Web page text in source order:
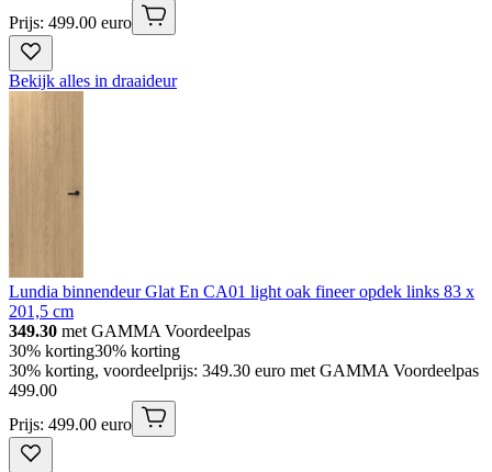
Prijs: 499.00 euro
Bekijk alles in draaideur
Lundia binnendeur Glat En CA01 light oak fineer opdek links 83 x
201,5 cm
349.30 met GAMMA Voordeelpas
30% korting30% korting
30% korting, voordeelprijs: 349.30 euro met GAMMA Voordeelpas
499.00
Prijs: 499.00 euro